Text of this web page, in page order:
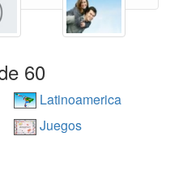
60
Latinoamerica
Juegos